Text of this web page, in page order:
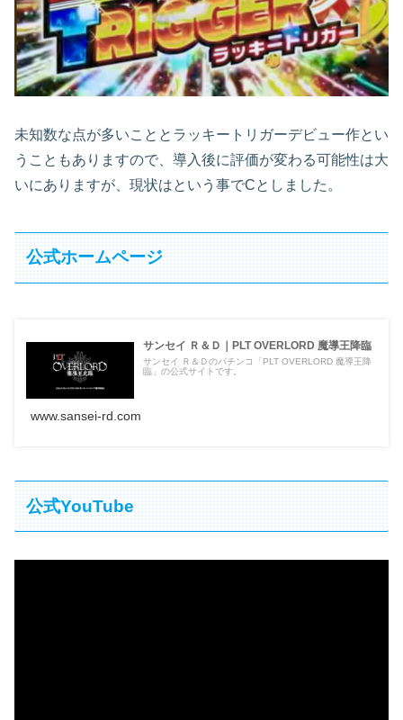
未知数な点が多いこととラッキートリガーデビュー作とい
うこともありますので、導入後に評価が変わる可能性は大
いにありますが、現状はという事でCとしました。
公式ホームページ
サンセイ Ｒ＆Ｄ｜PLT OVERLORD 魔導王降臨
サンセイ Ｒ＆Ｄのパチンコ「PLT OVERLORD 魔導王降
臨」の公式サイトです。
www.sansei-rd.com
公式YouTube